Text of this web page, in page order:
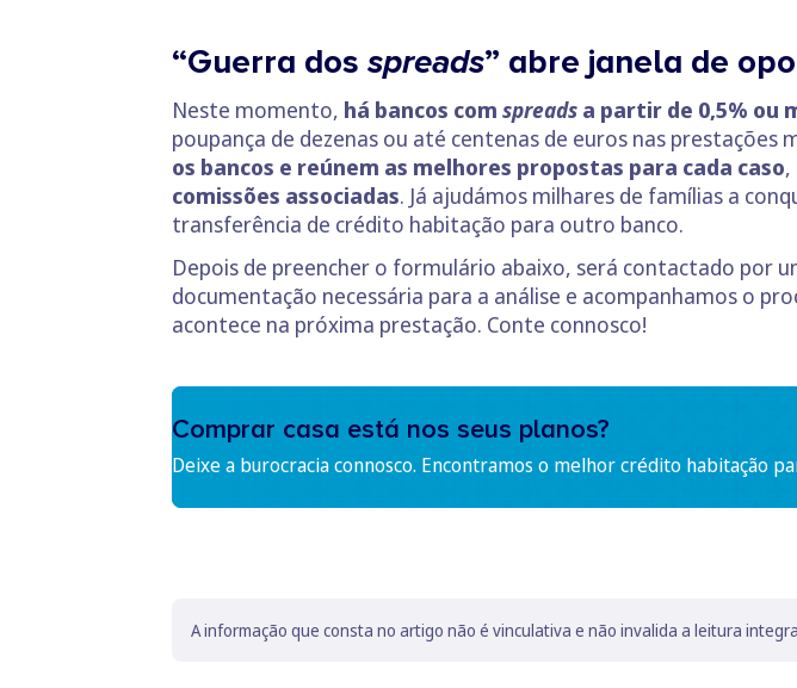
“Guerra dos spreads” abre janela de
Neste momento, há bancos com spreads a partir de 0,5% ou
poupança de dezenas ou até centenas de euros nas prestações
os bancos e reúnem as melhores propostas para cada caso,
comissões associadas. Já ajudámos milhares de famílias a
transferência de crédito habitação para outro banco.
Depois de preencher o formulário abaixo, será contactado por
documentação necessária para a análise e acompanhamos o
acontece na próxima prestação. Conte connosco!
Comprar casa está nos seus planos?
Deixe a burocracia connosco. Encontramos o melhor crédito habitação
A informação que consta no artigo não é vinculativa e não invalida a leitura